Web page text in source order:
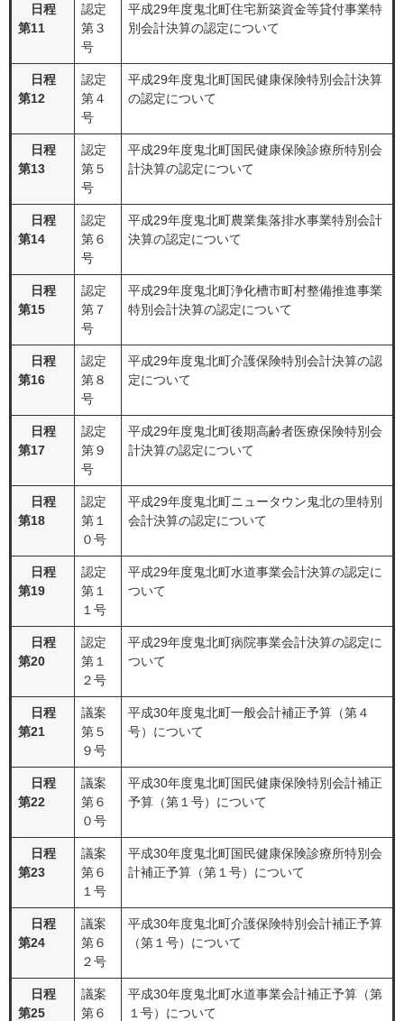
日程
第11
認定
第３
号
平成29年度鬼北町住宅新築資金等貸付事業特
別会計決算の認定について
日程
第12
認定
第４
号
平成29年度鬼北町国民健康保険特別会計決算
の認定について
日程
第13
認定
第５
号
平成29年度鬼北町国民健康保険診療所特別会
計決算の認定について
日程
第14
認定
第６
号
平成29年度鬼北町農業集落排水事業特別会計
決算の認定について
日程
第15
認定
第７
号
平成29年度鬼北町浄化槽市町村整備推進事業
特別会計決算の認定について
日程
第16
認定
第８
号
平成29年度鬼北町介護保険特別会計決算の認
定について
日程
第17
認定
第９
号
平成29年度鬼北町後期高齢者医療保険特別会
計決算の認定について
日程
第18
認定
第１
０号
平成29年度鬼北町ニュータウン鬼北の里特別
会計決算の認定について
日程
第19
認定
第１
１号
平成29年度鬼北町水道事業会計決算の認定に
ついて
日程
第20
認定
第１
２号
平成29年度鬼北町病院事業会計決算の認定に
ついて
日程
第21
議案
第５
９号
平成30年度鬼北町一般会計補正予算（第４
号）について
日程
第22
議案
第６
０号
平成30年度鬼北町国民健康保険特別会計補正
予算（第１号）について
日程
第23
議案
第６
１号
平成30年度鬼北町国民健康保険診療所特別会
計補正予算（第１号）について
日程
第24
議案
第６
２号
平成30年度鬼北町介護保険特別会計補正予算
（第１号）について
日程
第25
議案
第６
平成30年度鬼北町水道事業会計補正予算（第
１号）について